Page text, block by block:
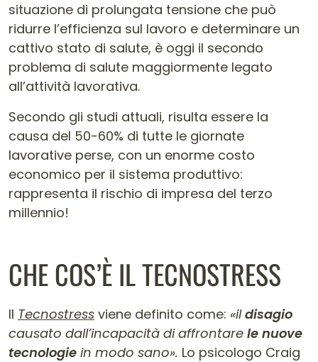
situazione di prolungata tensione che può
ridurre l’efficienza sul lavoro e determinare un
cattivo stato di salute, è oggi il secondo
problema di salute maggiormente legato
all’attività lavorativa.
Secondo gli studi attuali, risulta essere la
causa del 50-60% di tutte le giornate
lavorative perse, con un enorme costo
economico per il sistema produttivo:
rappresenta il rischio di impresa del terzo
millennio!
CHE COS’È IL TECNOSTRESS
Il Tecnostress viene definito come: «ildisagio
causato dall’incapacità di affrontare le nuove
tecnologie in modo sano». Lo psicologo Craig